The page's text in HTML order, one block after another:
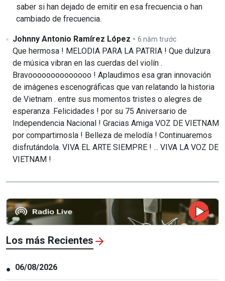
saber si han dejado de emitir en esa frecuencia o han
cambiado de frecuencia.
Johnny Antonio Ramírez López - 6 năm trước
Que hermosa ! MELODIA PARA LA PATRIA ! Que dulzura
de música vibran en las cuerdas del violín .
Bravoooooooooooooo ! Aplaudimos esa gran innovación
de imágenes escenográficas que van relatando la historia
de Vietnam . entre sus momentos tristes o alegres de
esperanza .Felicidades ! por su 75 Aniversario de
Independencia Nacional ! Gracias Amiga VOZ DE VIETNAM
por compartirnosla ! Belleza de melodía ! Continuaremos
disfrutándola. VIVA EL ARTE SIEMPRE ! ... VIVA LA VOZ DE
VIETNAM !
Los más Recientes
● 06/08/2026